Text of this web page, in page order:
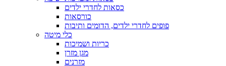
כסאות לחדרי ילדים
כורסאות
פופים לחדרי ילדים, הדומים ותיבות
כלי מיטה
כריות ושמיכות
מגן מזרן
מזרנים